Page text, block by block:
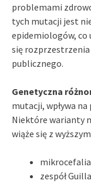
problemami
tych mutacji jest
epidemiologów, co
się
publicznego.
Genetyczna
mutacji, wpływa
Niektóre warianty
wiąże się z
zespół